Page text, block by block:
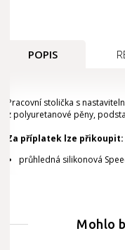
POPIS
Pracovní stolička s
z polyuretanové pěny,
Za příplatek lze přikoupit:
průhledná silikonová
Mohlo